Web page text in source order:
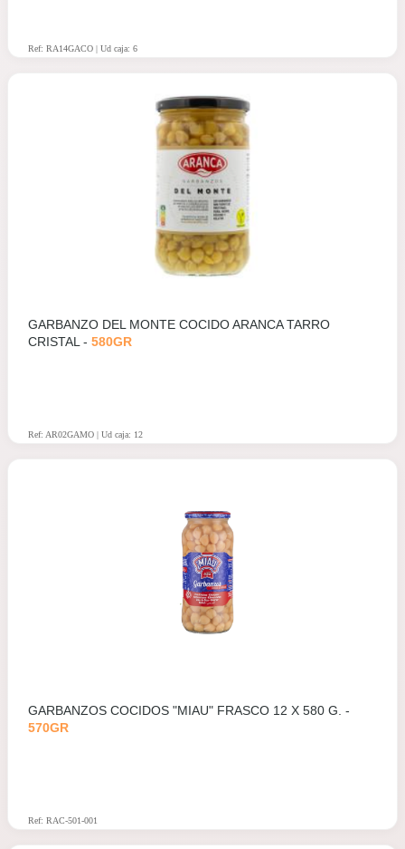
Ref: RA14GACO | Ud caja: 6
GARBANZO DEL MONTE COCIDO ARANCA TARRO
CRISTAL - 580GR
Ref: AR02GAMO | Ud caja: 12
GARBANZOS COCIDOS "MIAU" FRASCO 12 X 580 G. -
570GR
Ref: RAC-501-001